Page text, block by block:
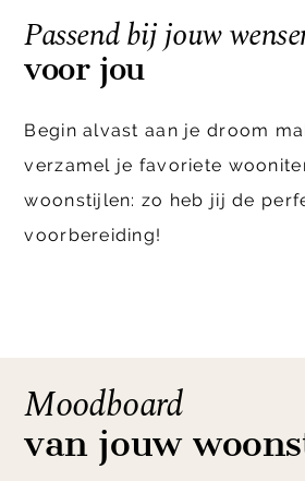
Passend bij jouw
voor jou
Begin alvast aan je droom
verzamel je favoriete
woonstijlen: zo heb jij de
voorbereiding!
Moodboard
van jouw